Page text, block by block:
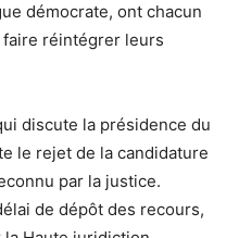
démocrate, ont chacun
réintégrer leurs
discute la présidence du
le rejet de la candidature
par la justice.
de dépôt des recours,